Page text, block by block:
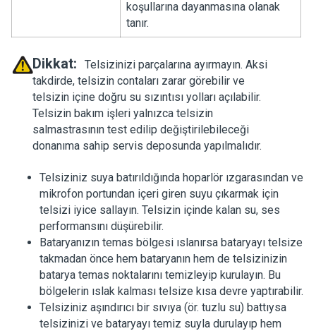
koşullarına dayanmasına olanak
tanır.
Dikkat:
Telsizinizi parçalarına ayırmayın. Aksi
takdirde, telsizin contaları zarar görebilir ve
telsizin içine doğru su sızıntısı yolları açılabilir.
Telsizin bakım işleri yalnızca telsizin
salmastrasının test edilip değiştirilebileceği
donanıma sahip servis deposunda yapılmalıdır.
Telsiziniz suya batırıldığında hoparlör ızgarasından ve
mikrofon portundan içeri giren suyu çıkarmak için
telsizi iyice sallayın. Telsizin içinde kalan su, ses
performansını düşürebilir.
Bataryanızın temas bölgesi ıslanırsa bataryayı telsize
takmadan önce hem bataryanın hem de telsizinizin
batarya temas noktalarını temizleyip kurulayın. Bu
bölgelerin ıslak kalması telsize kısa devre yaptırabilir.
Telsiziniz aşındırıcı bir sıvıya (ör. tuzlu su) battıysa
telsizinizi ve bataryayı temiz suyla durulayıp hem